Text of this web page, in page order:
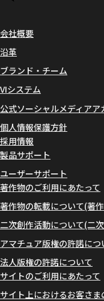
会社概要
沿革
ブランド・チーム
VIシステム
公式ソーシャルメディアア
個人情報保護方針
採用情報
製品サポート
ユーザーサポート
著作物のご利用にあたって
著作物の転載について(著
二次創作活動について(二
アマチュア版権の許諾につ
法人版権の許諾について
サイトのご利用にあたって
サイト上におけるお客さ